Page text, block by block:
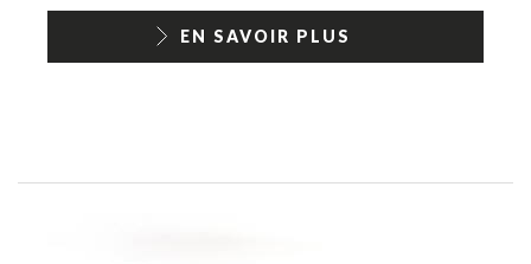
EN SAVOIR PLUS